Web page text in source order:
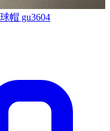
帽 gu3604